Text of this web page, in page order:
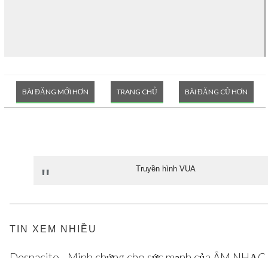
BÀI ĐĂNG MỚI HƠN BÀI ĐĂNG CŨ HƠN
TRANG CHỦ
Truyền hình VUA
TIN XEM NHIỀU